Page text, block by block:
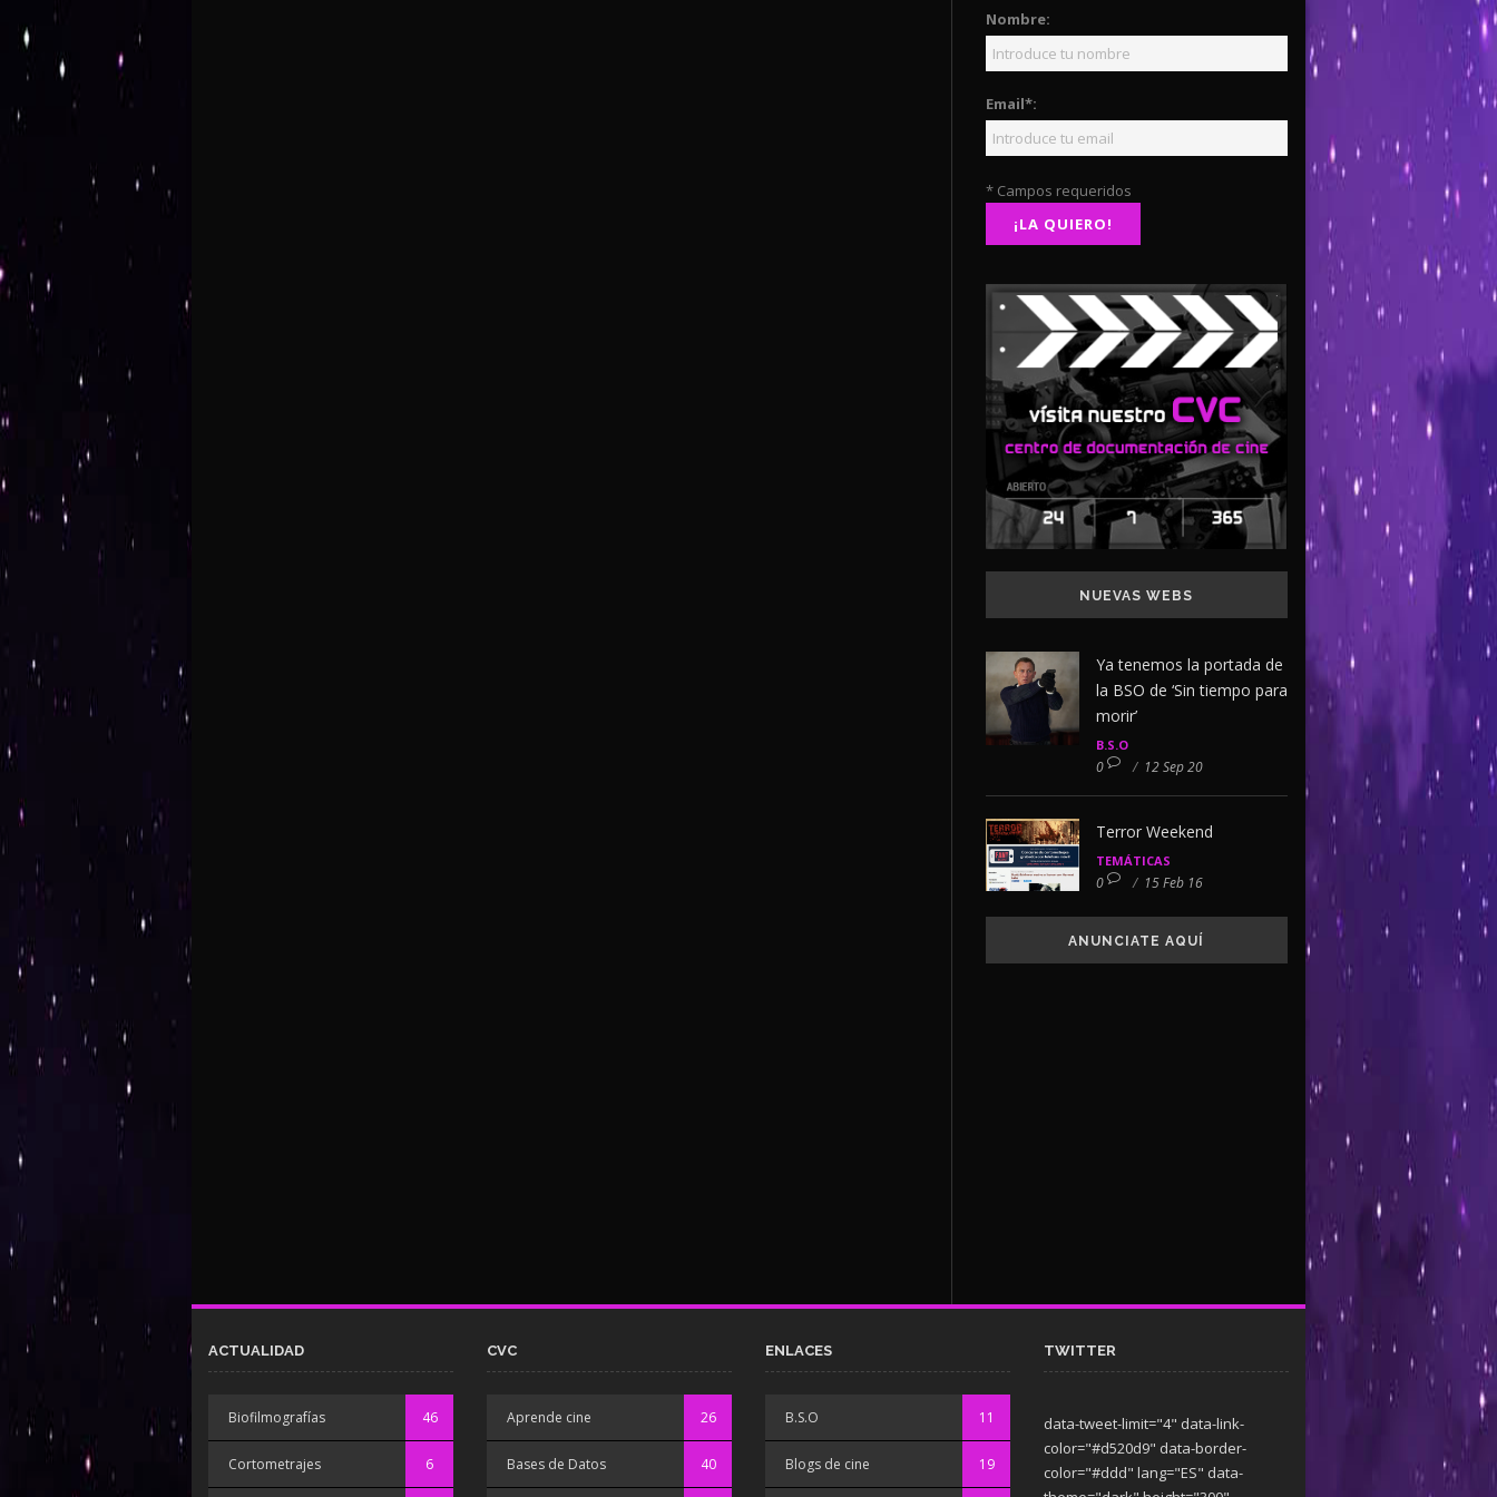
Nombre:
Email*:
* Campos requeridos
NUEVAS WEBS
Ya tenemos la portada de
la BSO de ‘Sin tiempo para
morir’
B.S.O
0 / 12 Sep 20
Terror Weekend
TEMÁTICAS
0 / 15 Feb 16
ANUNCIATE AQUÍ
ACTUALIDAD
Biofilmografías 46
Cortometrajes 6
CVC
Aprende cine 26
Bases de Datos 40
ENLACES
B.S.O 11
Blogs de cine 19
TWITTER
data-tweet-limit="4" data-link-
color="#d520d9" data-border-
color="#ddd" lang="ES" data-